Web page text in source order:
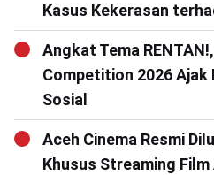
Kasus Kekerasan
Angkat Tema
Competition 2026 Ajak
Sosial
Aceh Cinema Resmi
Khusus Streaming Film